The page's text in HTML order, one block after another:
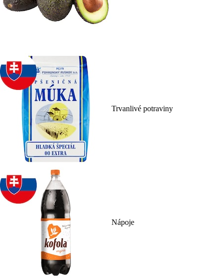
Trvanlivé potraviny
Nápoje